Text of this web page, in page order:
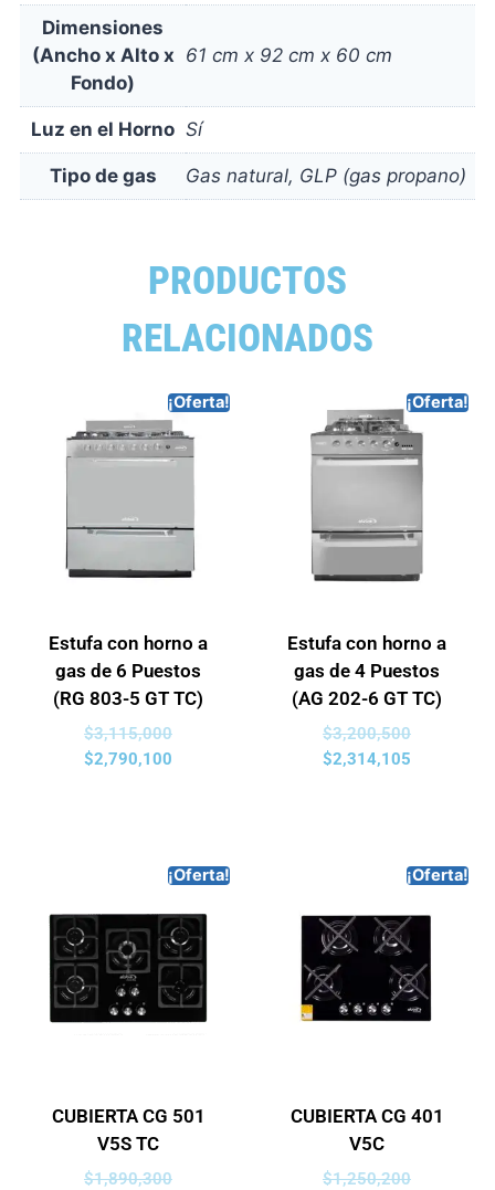
Dimensiones
(Ancho x Alto x
Fondo)
61 cm x 92 cm x 60 cm
Luz en el Horno Sí
Tipo de gas Gas natural, GLP (gas propano)
PRODUCTOS
RELACIONADOS
¡Oferta!
Estufa con horno a
gas de 6 Puestos
(RG 803-5 GT TC)
$3,115,000
$2,790,100
¡Oferta!
Estufa con horno a
gas de 4 Puestos
(AG 202-6 GT TC)
$3,200,500
$2,314,105
¡Oferta!
CUBIERTA CG 501
V5S TC
$1,890,300
¡Oferta!
CUBIERTA CG 401
V5C
$1,250,200